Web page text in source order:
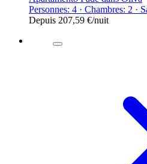
Personnes: 4 · Chambres: 2 ·
Depuis 207,59 €/nuit